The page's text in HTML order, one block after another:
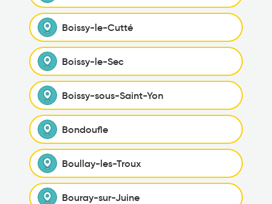
Boissy-le-Cutté
Boissy-le-Sec
Boissy-sous-Saint-Yon
Bondoufle
Boullay-les-Troux
Bouray-sur-Juine